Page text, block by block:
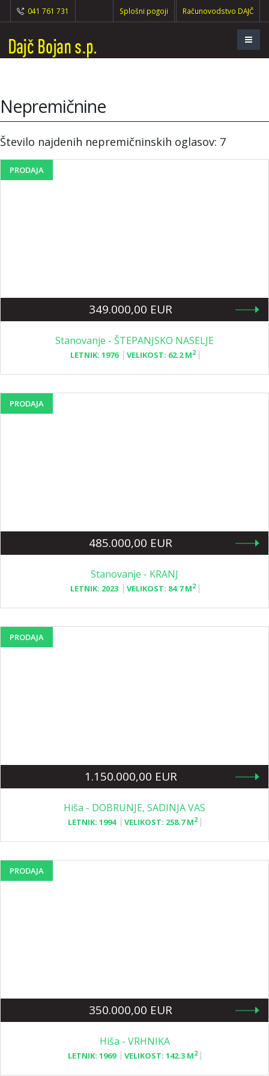
041 761 731 Splošni pogoji Računovodstvo DAJČ
Nepremičnine
Število najdenih nepremičninskih oglasov: 7
PRODAJA
349.000,00 EUR
Stanovanje - ŠTEPANJSKO NASELJE
LETNIK: 1976 VELIKOST: 62.2 M2
PRODAJA
485.000,00 EUR
Stanovanje - KRANJ
LETNIK: 2023 VELIKOST: 84.7 M2
PRODAJA
1.150.000,00 EUR
Hiša - DOBRUNJE, SADINJA VAS
LETNIK: 1994 VELIKOST: 258.7 M2
PRODAJA
350.000,00 EUR
Hiša - VRHNIKA
LETNIK: 1969 VELIKOST: 142.3 M2